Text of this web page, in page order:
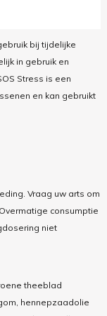
bij tijdelijke
in gebruik en
Stress is een
en kan gebruikt
Vraag uw arts om
consumptie
niet
theeblad
hennepzaadolie